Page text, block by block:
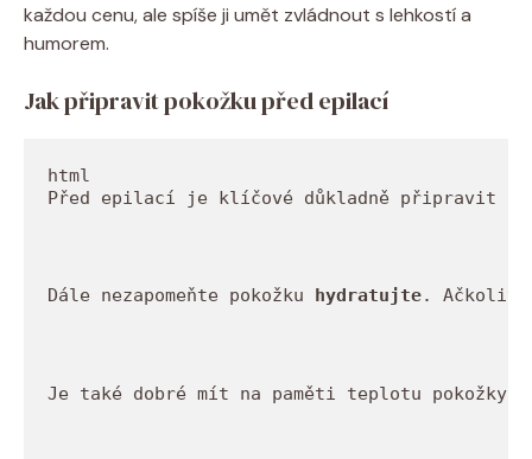
každou cenu, ale⁣ spíše ji umět ⁢zvládnout s lehkostí ‌a
humorem.
Jak ⁤připravit​ pokožku ⁢před epilací
Před epilací je klíčové důkladně připravit
Dále nezapomeňte pokožku hydratujte. Ačkoliv
Je také dobré mít na paměti teplotu pokožky.